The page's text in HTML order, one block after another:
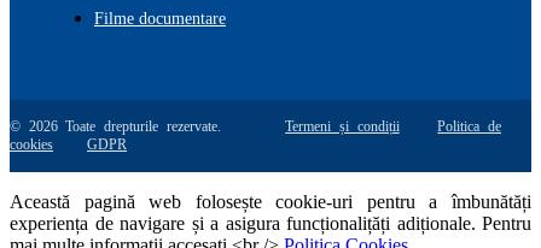
Filme documentare
© 2026 Toate drepturile rezervate.Termeni și condiții
Politica de
cookies
GDPR
Această pagină web folosește cookie-uri pentru a îmbunătăți
experiența de navigare și a asigura funcționalițăți adiționale. Pentru